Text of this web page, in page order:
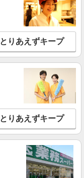
とりあえずキープ
とりあえずキープ